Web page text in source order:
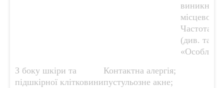
місцевому
Частота
(див.
З боку шкіри та
підшкірної клітковини
Контактна алергія;
пустульозне акне;